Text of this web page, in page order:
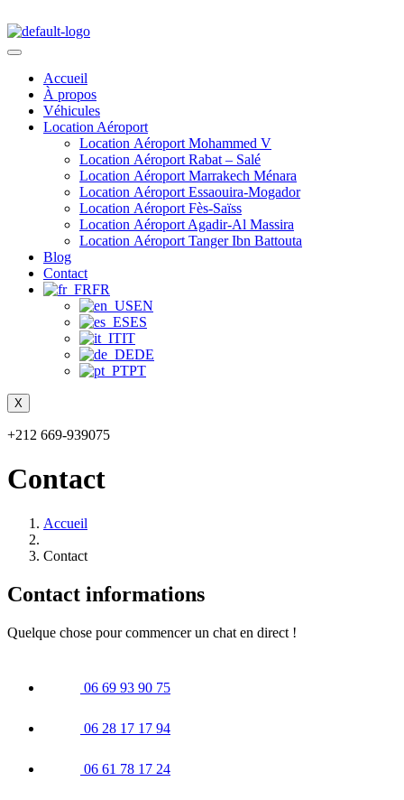
Accueil
À propos
Véhicules
Location Aéroport
Location Aéroport Mohammed V
Location Aéroport Rabat – Salé
Location Aéroport Marrakech Ménara
Location Aéroport Essaouira-Mogador
Location Aéroport Fès-Saïss
Location Aéroport Agadir-Al Massira
Location Aéroport Tanger Ibn Battouta
Blog
Contact
FR
EN
ES
IT
DE
PT
X
+212 669-939075
Contact
Accueil
Contact
Contact informations
Quelque chose pour commencer un chat en direct !
06 69 93 90 75
06 28 17 17 94
06 61 78 17 24